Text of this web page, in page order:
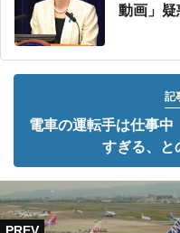
動画」疑
記
電車の運転手は仕事
すぎる、と